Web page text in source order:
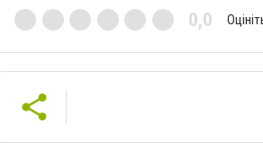
0,0